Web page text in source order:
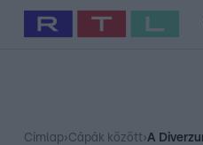
Babits Marcella Szellő
Címlap›Cápák között›A